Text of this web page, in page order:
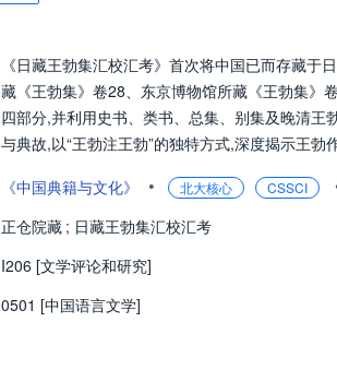
《日藏王勃集汇校汇考》首次将中国已而存藏
藏《王勃集》卷28、东京博物馆所藏《王勃集》
四部分,并利用史书、类书、总集、别集及晚清
与典故,以“王勃注王勃”的独特方式,深度揭示王
《中国典籍与文化》 • 北大核心 CSSCI
正仓院藏 ; 日藏王勃集汇校汇考
I206 [文学评论和研究]
0501 [中国语言文学]